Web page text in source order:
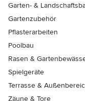
Garten- &
Gartenzubehör
Pflasterarbeiten
Poolbau
Rasen &
Spielgeräte
Terrasse &
Zäune & Tore